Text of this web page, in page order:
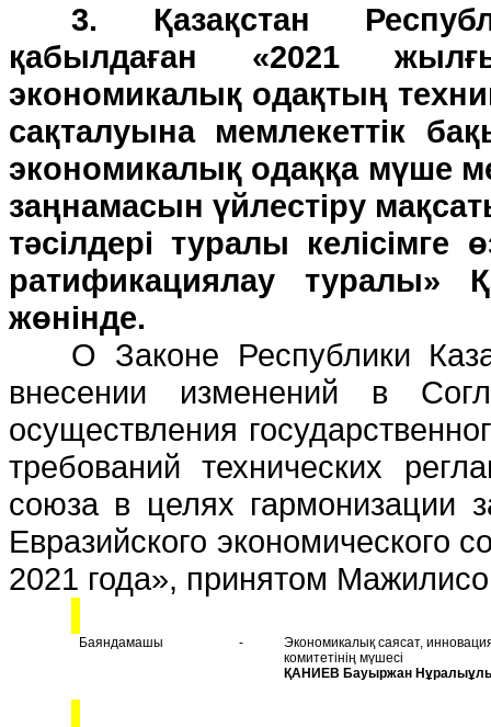
3. Қазақстан
қабылдаған «2021
экономикалық одақтың
сақталуына мемлекеттік
экономикалық одаққа мүше
заңнамасын үйлестіру
тәсілдері туралы келісімге
ратификациялау туралы»
жөнінде.
О Законе Республики
внесении изменений в
осуществления
требований технических
союза в целях гармонизации
Евразийского экономического
2021 года», принятом
Баяндамашы -
Экономикалық саясат,
комитетінің мүшесі
ҚАНИЕВ Бауыржан